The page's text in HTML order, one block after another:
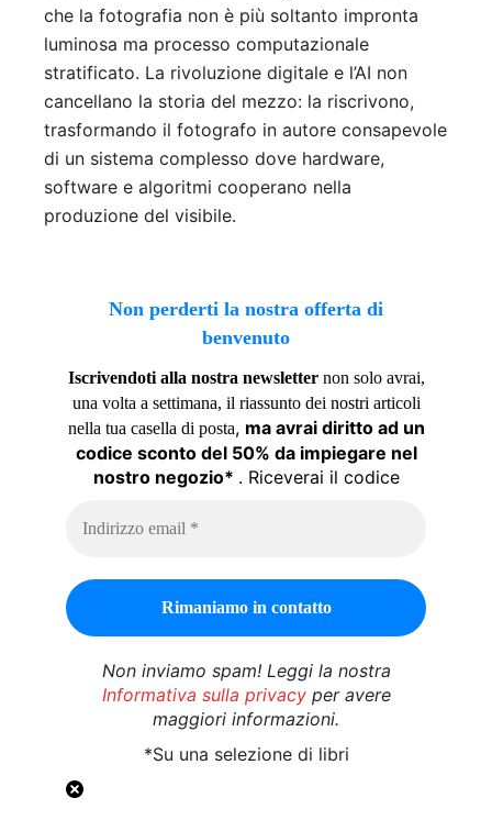
che la fotografia non è più soltanto impronta
luminosa ma processo computazionale
stratificato. La rivoluzione digitale e l’AI non
cancellano la storia del mezzo: la riscrivono,
trasformando il fotografo in autore consapevole
di un sistema complesso dove hardware,
software e algoritmi cooperano nella
produzione del visibile.
Non perderti la nostra offerta di
benvenuto
Iscrivendoti alla nostra newsletternon solo avrai,
una volta a settimana, il riassunto dei nostri articoli
nella tua casella di posta, ma avrai diritto ad un
codice sconto del 50% da impiegare nel
nostro negozio* . Riceverai il codice
Non inviamo spam! Leggi la nostra
Informativa sulla privacyper avere
maggiori informazioni.
*Su una selezione di libri